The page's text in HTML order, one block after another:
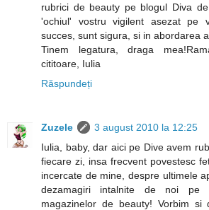
rubrici de beauty pe blogul Diva
'ochiul' vostru vigilent asezat pe
succes, sunt sigura, si in abordarea
Tinem legatura, draga
cititoare, Iulia
Răspundeți
Zuzele
3 august 2010 la 12:25
Iulia, baby, dar aici pe Dive avem
fiecare zi, insa frecvent povestesc
incercate de mine, despre ultimele
dezamagiri intalnite de noi pe
magazinelor de beauty! Vorbim si